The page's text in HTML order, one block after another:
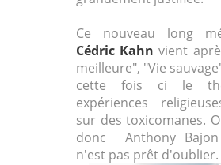
Ce nouveau long
Cédric Kahn vient
meilleure", "Vie
cette fois ci le
expériences
sur des toxicomanes.
donc Anthony
n'est pas prêt d'oublier.